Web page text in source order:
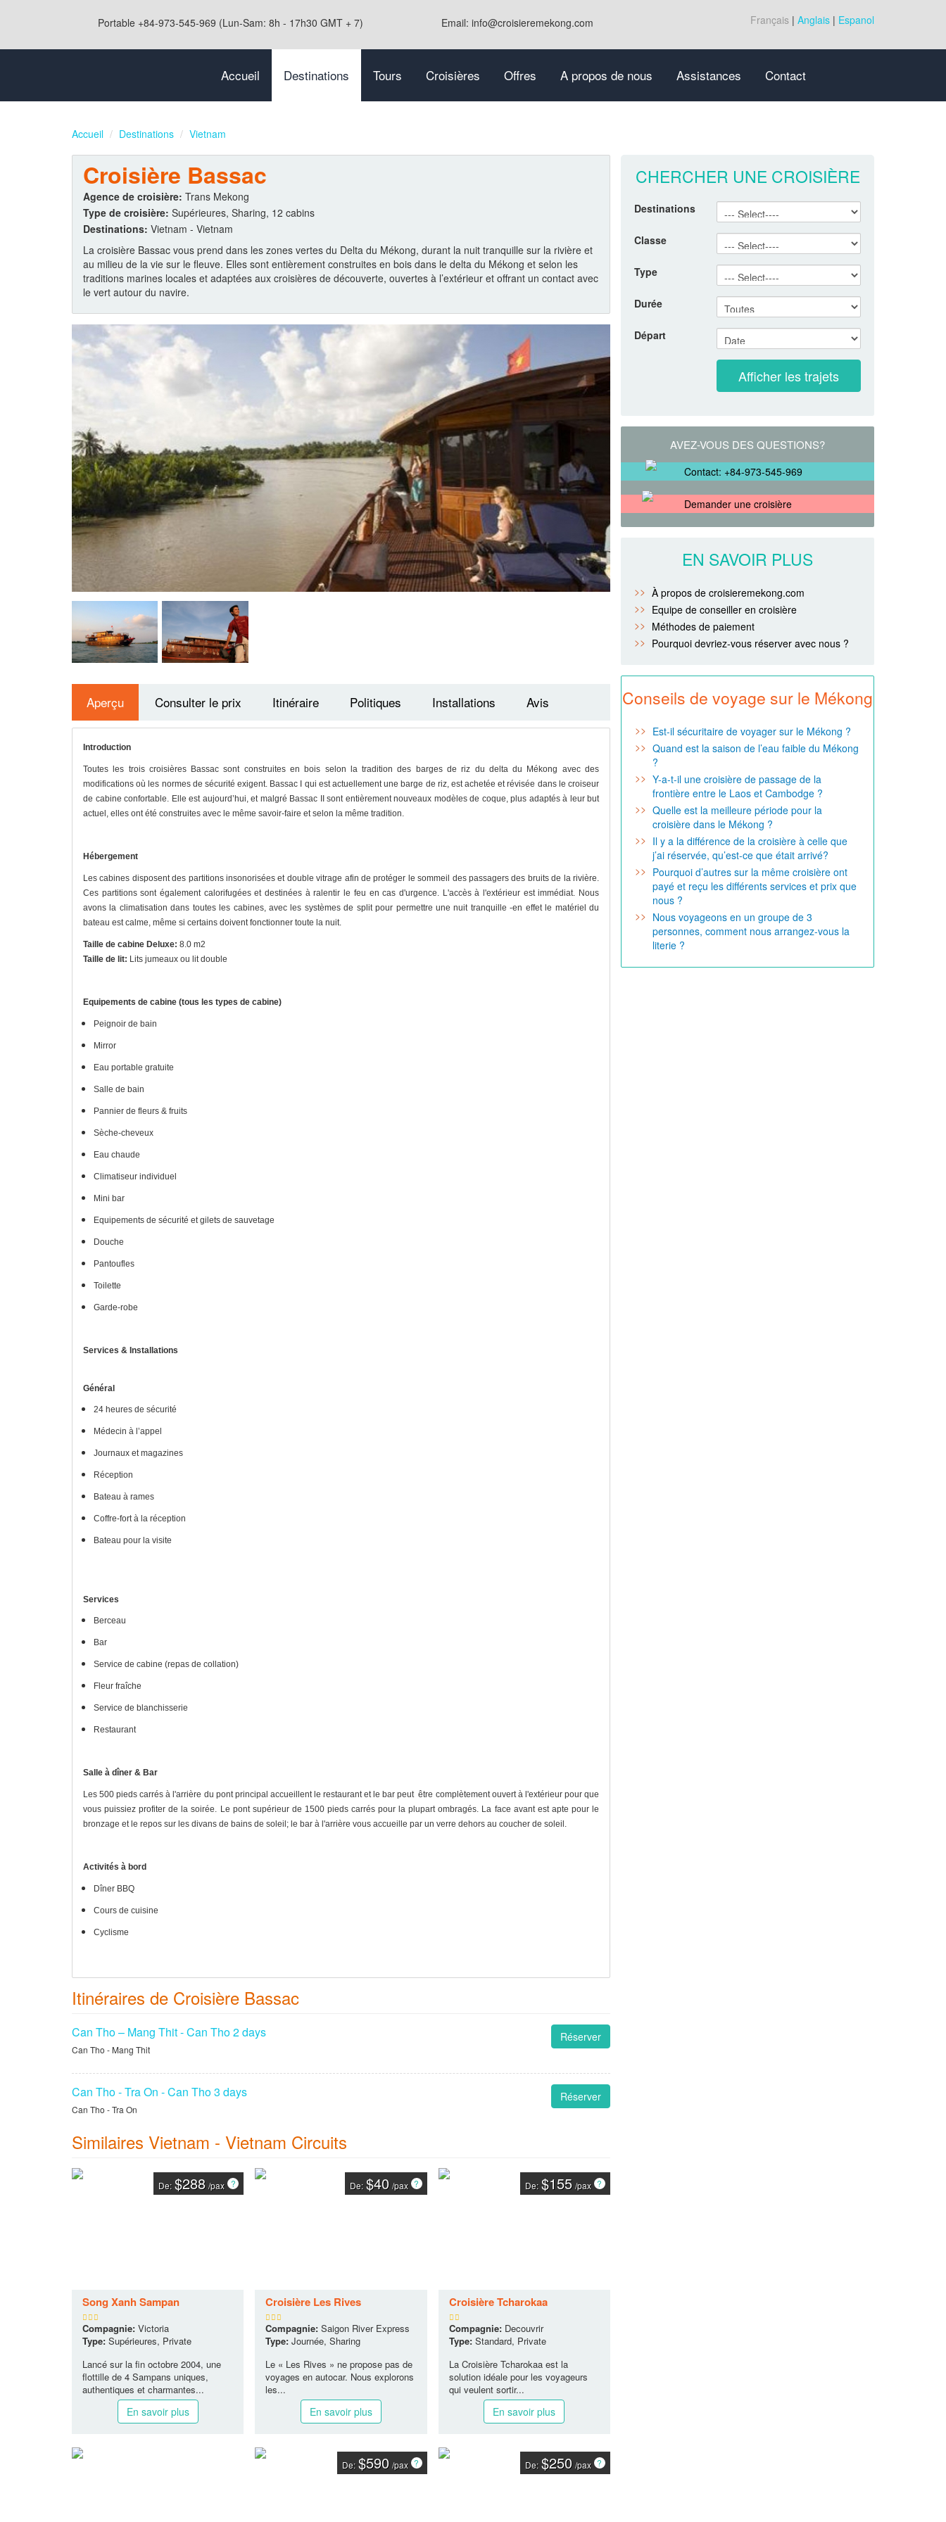
Portable +84-973-545-969 (Lun-Sam: 8h - 17h30 GMT + 7) Email: info@croisieremekong.com Français | Anglais | Espanol
Accueil Destinations Tours Croisières Offres A propos de nous Assistances Contact
Accueil Destinations Vietnam
Croisière Bassac
Agence de croisière: Trans Mekong
Type de croisière: Supérieures, Sharing, 12 cabins
Destinations: Vietnam - Vietnam
La croisière Bassac vous prend dans les zones vertes du Delta du Mékong, durant la nuit tranquille sur la rivière et
au milieu de la vie sur le fleuve. Elles sont entièrement construites en bois dans le delta du Mékong et selon les
traditions marines locales et adaptées aux croisières de découverte, ouvertes à l’extérieur et offrant un contact avec
le vert autour du navire.
Aperçu Consulter le prix Itinéraire Politiques Installations Avis
Introduction
Toutes les trois croisières Bassac sont construites en bois selon la tradition des barges de riz du delta du Mékong avec des
modifications où les normes de sécurité exigent. Bassac I qui est actuellement une barge de riz, est achetée et révisée dans le croiseur
de cabine confortable. Elle est aujourd’hui, et malgré Bassac II sont entièrement nouveaux modèles de coque, plus adaptés à leur but
actuel, elles ont été construites avec le même savoir-faire et selon la même tradition.
Hébergement
Les cabines disposent des partitions insonorisées et double vitrage afin de protéger le sommeil des passagers des bruits de la rivière.
Ces partitions sont également calorifugées et destinées à ralentir le feu en cas d'urgence. L'accès à l'extérieur est immédiat. Nous
avons la climatisation dans toutes les cabines, avec les systèmes de split pour permettre une nuit tranquille -en effet le matériel du
bateau est calme, même si certains doivent fonctionner toute la nuit.
Taille de cabine Deluxe: 8.0 m2
Taille de lit: Lits jumeaux ou lit double
Equipements de cabine (tous les types de cabine)
Peignoir de bain
Mirror
Eau portable gratuite
Salle de bain
Pannier de fleurs & fruits
Sèche-cheveux
Eau chaude
Climatiseur individuel
Mini bar
Equipements de sécurité et gilets de sauvetage
Douche
Pantoufles
Toilette
Garde-robe
Services & Installations
Général
24 heures de sécurité
Médecin à l’appel
Journaux et magazines
Réception
Bateau à rames
Coffre-fort à la réception
Bateau pour la visite
Services
Berceau
Bar
Service de cabine (repas de collation)
Fleur fraîche
Service de blanchisserie
Restaurant
Salle à dîner & Bar
Les 500 pieds carrés à l'arrière du pont principal accueillent le restaurant et le bar peut être complètement ouvert à l'extérieur pour que
vous puissiez profiter de la soirée. Le pont supérieur de 1500 pieds carrés pour la plupart ombragés. La face avant est apte pour le
bronzage et le repos sur les divans de bains de soleil; le bar à l'arrière vous accueille par un verre dehors au coucher de soleil.
Activités à bord
Dîner BBQ
Cours de cuisine
Cyclisme
Itinéraires de Croisière Bassac
Can Tho – Mang Thit - Can Tho 2 days
Can Tho - Mang Thit
Réserver
Can Tho - Tra On - Can Tho 3 days
Can Tho - Tra On
Réserver
Similaires Vietnam - Vietnam Circuits
De: $288 /pax
Song Xanh Sampan
Compagnie: Victoria
Type: Supérieures, Private
Lancé sur la fin octobre 2004, une
flottille de 4 Sampans uniques,
authentiques et charmantes...
En savoir plus
De: $40 /pax
Croisière Les Rives
Compagnie: Saigon River Express
Type: Journée, Sharing
Le « Les Rives » ne propose pas de
voyages en autocar. Nous explorons
les...
En savoir plus
De: $155 /pax
Croisière Tcharokaa
Compagnie:Decouvrir
Type:Standard, Private
La Croisière Tcharokaa est la
solution idéale pour les voyageurs
qui veulent sortir...
En savoir plus
De: $590 /pax De: $250 /pax
CHERCHER UNE CROISIÈRE
Destinations
Classe
Type
Durée
Départ
AVEZ-VOUS DES QUESTIONS?
Contact: +84-973-545-969
Demander une croisière
EN SAVOIR PLUS
À propos de croisieremekong.com
Equipe de conseiller en croisière
Méthodes de paiement
Pourquoi devriez-vous réserver avec nous ?
Conseils de voyage sur le Mékong
Est-il sécuritaire de voyager sur le Mékong ?
Quand est la saison de l’eau faible du Mékong
?
Y-a-t-il une croisière de passage de la
frontière entre le Laos et Cambodge ?
Quelle est la meilleure période pour la
croisière dans le Mékong ?
Il y a la différence de la croisière à celle que
j’ai réservée, qu’est-ce que était arrivé?
Pourquoi d’autres sur la même croisière ont
payé et reçu les différents services et prix que
nous ?
Nous voyageons en un groupe de 3
personnes, comment nous arrangez-vous la
literie ?